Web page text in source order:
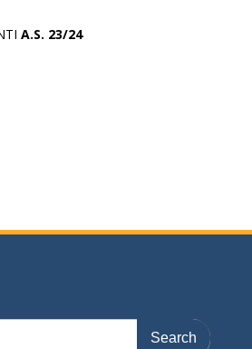
A.S. 23/24